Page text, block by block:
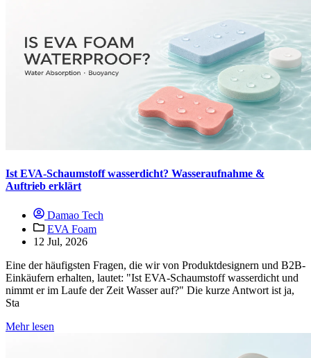
Ist EVA-Schaumstoff wasserdicht? Wasseraufnahme &
Auftrieb erklärt
Damao Tech
EVA Foam
12 Jul, 2026
Eine der häufigsten Fragen, die wir von Produktdesignern und B2B-
Einkäufern erhalten, lautet: "Ist EVA-Schaumstoff wasserdicht und
nimmt er im Laufe der Zeit Wasser auf?" Die kurze Antwort ist ja,
Sta
Mehr lesen